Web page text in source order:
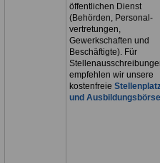
öffentlichen Dienst
(Behörden, Personal-
vertretungen,
Gewerkschaften und
Beschäftigte). Für
empfehlen wir unsere
kostenfreie
und Ausbildungsbörse